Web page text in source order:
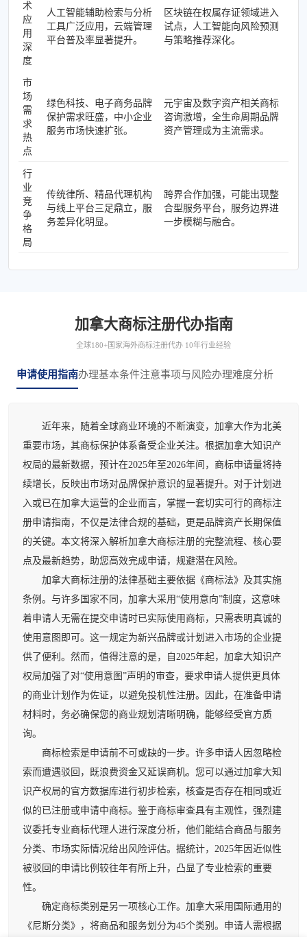
术
应
用
深
度
人工智能辅助检索与分析
工具广泛应用，云端管理
平台普及率显著提升。
区块链在权属存证领域进入
试点，人工智能向风险预测
与策略推荐深化。
市
场
需
求
热
点
绿色科技、电子商务品牌
保护需求旺盛，中小企业
服务市场快速扩张。
元宇宙及数字资产相关商标
咨询激增，全生命周期品牌
资产管理成为主流需求。
行
业
竞
争
格
局
传统律所、精品代理机构
与线上平台三足鼎立，服
务差异化明显。
跨界合作加强，可能出现整
合型服务平台，服务边界进
一步模糊与融合。
加拿大商标注册代办指南
全球180+国家海外商标注册代办 10年行业经验
申请使用指南办理基本条件注意事项与风险办理难度分析
近年来，随着全球商业环境的不断演变，加拿大作为北美
重要市场，其商标保护体系备受企业关注。根据加拿大知识产
权局的最新数据，预计在2025年至2026年间，商标申请量将持
续增长，反映出市场对品牌保护意识的显著提升。对于计划进
入或已在加拿大运营的企业而言，掌握一套切实可行的商标注
册申请指南，不仅是法律合规的基础，更是品牌资产长期保值
的关键。本文将深入解析加拿大商标注册的完整流程、核心要
点及最新趋势，助您高效完成申请，规避潜在风险。
加拿大商标注册的法律基础主要依据《商标法》及其实施
条例。与许多国家不同，加拿大采用“使用意向”制度，这意味
着申请人无需在提交申请时已实际使用商标，只需表明真诚的
使用意图即可。这一规定为新兴品牌或计划进入市场的企业提
供了便利。然而，值得注意的是，自2025年起，加拿大知识产
权局加强了对“使用意图”声明的审查，要求申请人提供更具体
的商业计划作为佐证，以避免投机性注册。因此，在准备申请
材料时，务必确保您的商业规划清晰明确，能够经受官方质
询。
商标检索是申请前不可或缺的一步。许多申请人因忽略检
索而遭遇驳回，既浪费资金又延误商机。您可以通过加拿大知
识产权局的官方数据库进行初步检索，核查是否存在相同或近
似的已注册或申请中商标。鉴于商标审查具有主观性，强烈建
议委托专业商标代理人进行深度分析，他们能结合商品与服务
分类、市场实际情况给出风险评估。据统计，2025年因近似性
被驳回的申请比例较往年有所上升，凸显了专业检索的重要
性。
确定商标类别是另一项核心工作。加拿大采用国际通用的
《尼斯分类》，将商品和服务划分为45个类别。申请人需根据